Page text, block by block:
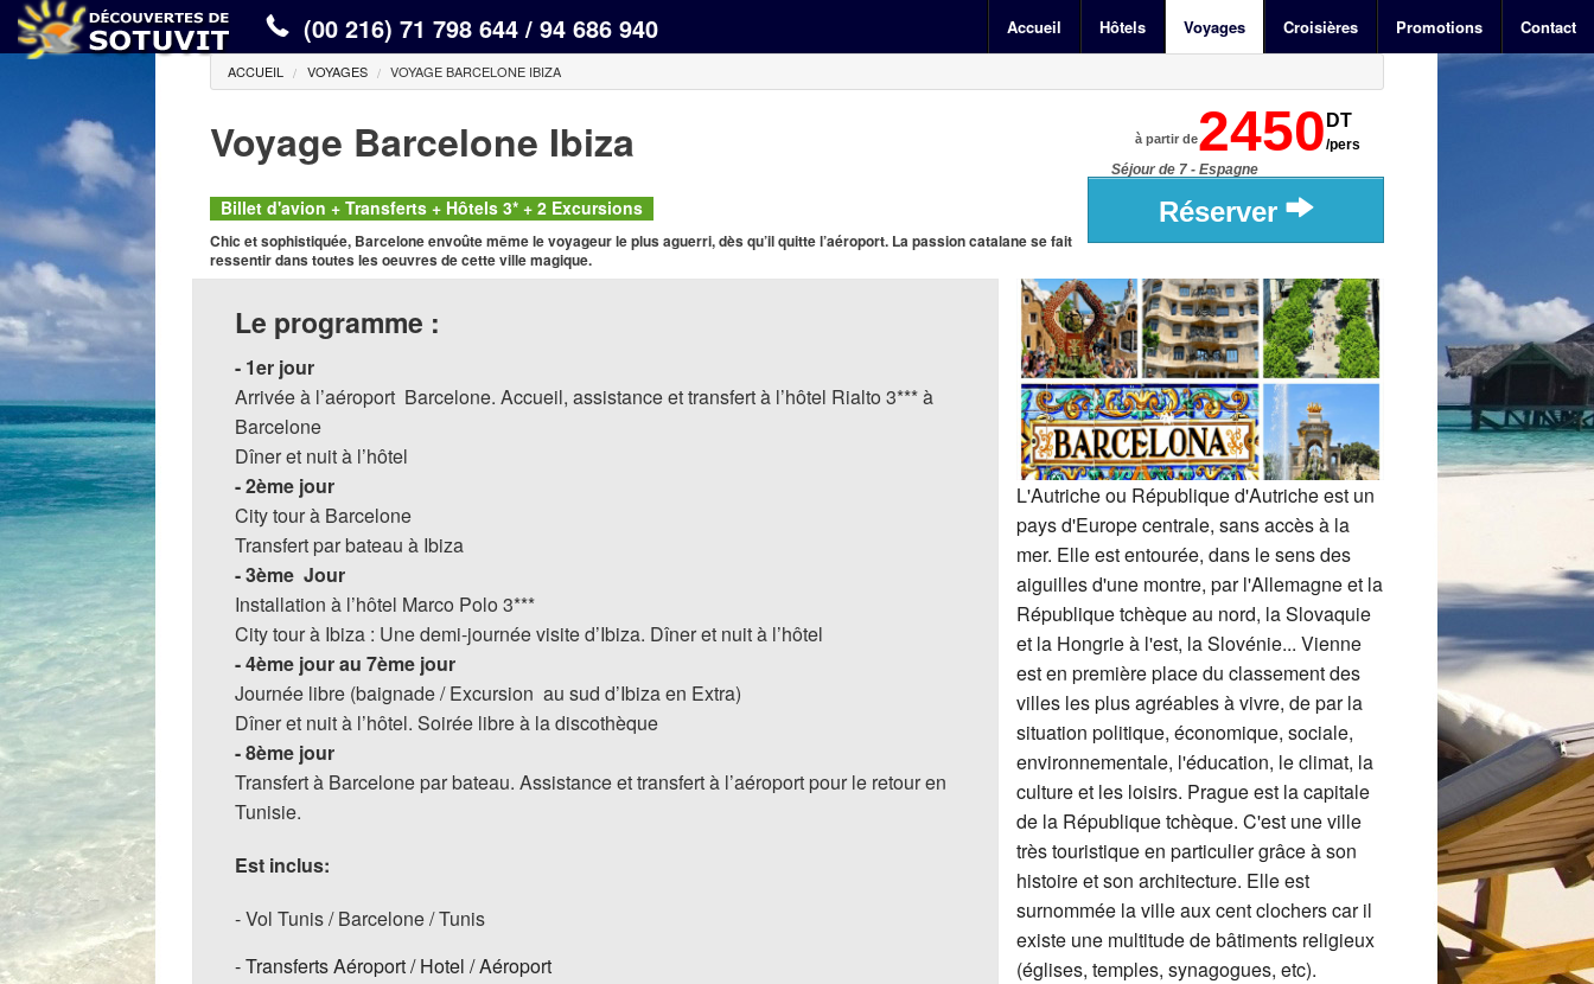
(00 216) 71 798 644 / 94 686 940 Accueil Hôtels Voyages Croisières Promotions Contact
ACCUEIL VOYAGES VOYAGE BARCELONE IBIZA
Voyage Barcelone Ibiza
Billet d'avion + Transferts + Hôtels 3* + 2 Excursions
Chic et sophistiquée, Barcelone envoûte même le voyageur le plus aguerri, dès qu’il quitte l’aéroport. La passion catalane se fait
ressentir dans toutes les oeuvres de cette ville magique.
à partir de2450 DT
/pers
Séjour de 7 - Espagne
Réserver
Le programme :
- 1er jour
Arrivée à l’aéroport Barcelone. Accueil, assistance et transfert à l’hôtel Rialto 3*** à
Barcelone
Dîner et nuit à l’hôtel
- 2ème jour
City tour à Barcelone
Transfert par bateau à Ibiza
- 3ème Jour
Installation à l’hôtel Marco Polo 3***
City tour à Ibiza : Une demi-journée visite d’Ibiza. Dîner et nuit à l’hôtel
- 4ème jour au 7ème jour
Journée libre (baignade / Excursion au sud d’Ibiza en Extra)
Dîner et nuit à l’hôtel. Soirée libre à la discothèque
- 8ème jour
Transfert à Barcelone par bateau. Assistance et transfert à l’aéroport pour le retour en
Tunisie.
Est inclus:
- Vol Tunis / Barcelone / Tunis
- Transferts Aéroport / Hotel / Aéroport
L'Autriche ou République d'Autriche est un
pays d'Europe centrale, sans accès à la
mer. Elle est entourée, dans le sens des
aiguilles d'une montre, par l'Allemagne et la
République tchèque au nord, la Slovaquie
et la Hongrie à l'est, la Slovénie... Vienne
est en première place du classement des
villes les plus agréables à vivre, de par la
situation politique, économique, sociale,
environnementale, l'éducation, le climat, la
culture et les loisirs. Prague est la capitale
de la République tchèque. C'est une ville
très touristique en particulier grâce à son
histoire et son architecture. Elle est
surnommée la ville aux cent clochers car il
existe une multitude de bâtiments religieux
(églises, temples, synagogues, etc).